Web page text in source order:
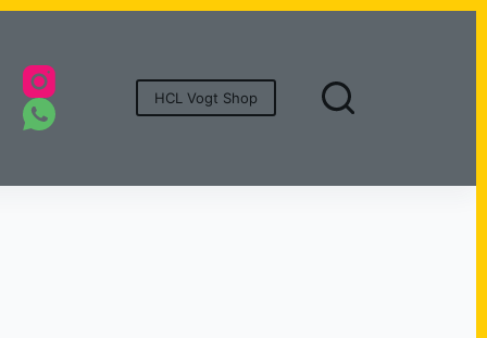
HCL Vogt Shop